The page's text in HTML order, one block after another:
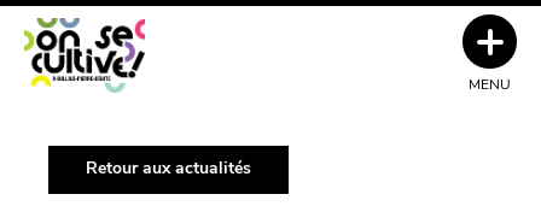
Retour aux actualités
MENU